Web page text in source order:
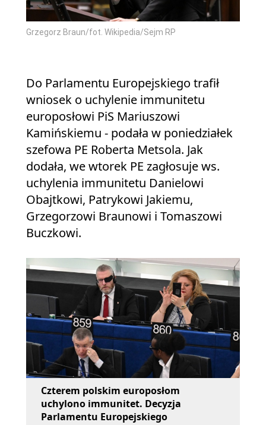
Grzegorz Braun/fot. Wikipedia/Sejm RP
Do Parlamentu Europejskiego trafił
wniosek o uchylenie immunitetu
europosłowi PiS Mariuszowi
Kamińskiemu - podała w poniedziałek
szefowa PE Roberta Metsola. Jak
dodała, we wtorek PE zagłosuje ws.
uchylenia immunitetu Danielowi
Obajtkowi, Patrykowi Jakiemu,
Grzegorzowi Braunowi i Tomaszowi
Buczkowi.
Czterem polskim europosłom
uchylono immunitet. Decyzja
Parlamentu Europejskiego